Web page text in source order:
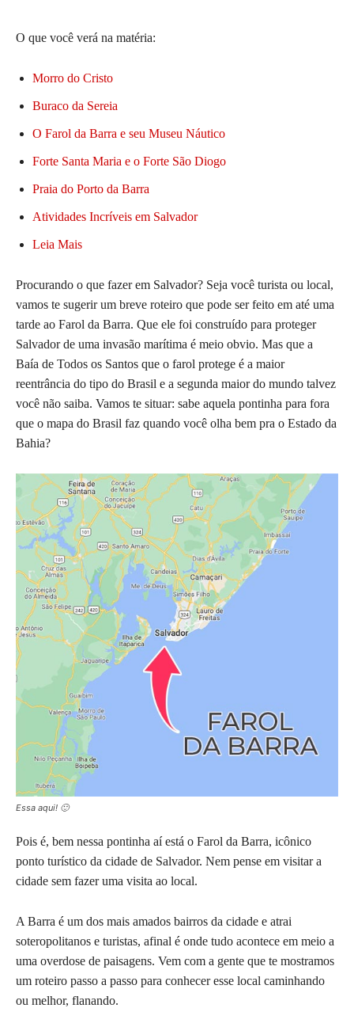
O que você verá na matéria:
Morro do Cristo
Buraco da Sereia
O Farol da Barra e seu Museu Náutico
Forte Santa Maria e o Forte São Diogo
Praia do Porto da Barra
Atividades Incríveis em Salvador
Leia Mais
Procurando o que fazer em Salvador? Seja você turista ou local,
vamos te sugerir um breve roteiro que pode ser feito em até uma
tarde ao Farol da Barra. Que ele foi construído para proteger
Salvador de uma invasão marítima é meio obvio. Mas que a
Baía de Todos os Santos que o farol protege é a maior
reentrância do tipo do Brasil e a segunda maior do mundo talvez
você não saiba. Vamos te situar: sabe aquela pontinha para fora
que o mapa do Brasil faz quando você olha bem pra o Estado da
Bahia?
Essa aqui! 🙂
Pois é, bem nessa pontinha aí está o Farol da Barra, icônico
ponto turístico da cidade de Salvador. Nem pense em visitar a
cidade sem fazer uma visita ao local.
A Barra é um dos mais amados bairros da cidade e atrai
soteropolitanos e turistas, afinal é onde tudo acontece em meio a
uma overdose de paisagens. Vem com a gente que te mostramos
um roteiro passo a passo para conhecer esse local caminhando
ou melhor, flanando.